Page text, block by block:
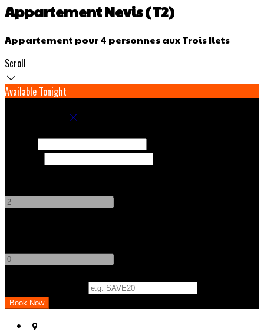
Appartement Nevis (T2)
Appartement pour 4 personnes aux Trois Ilets
Scroll
Available Tonight